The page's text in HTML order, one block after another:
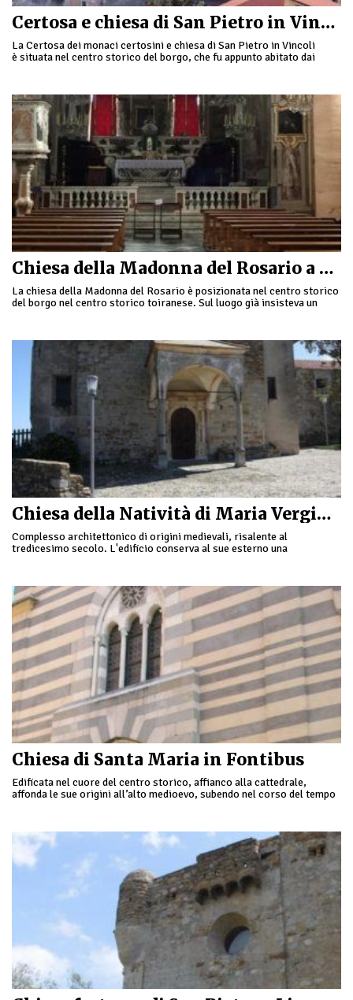
Certosa e chiesa di San Pietro in Vincoli a Toirano
La Certosa dei monaci certosini e chiesa di San Pietro in Vincoli
è situata nel centro storico del borgo, che fu appunto abitato dai
Chiesa della Madonna del Rosario a Toirano
La chiesa della Madonna del Rosario è posizionata nel centro storico
del borgo nel centro storico toiranese. Sul luogo già insisteva un
Chiesa della Natività di Maria Vergine a Lingueglietta
Complesso architettonico di origini medievali, risalente al
tredicesimo secolo. L'edificio conserva al sue esterno una
Chiesa di Santa Maria in Fontibus
Edificata nel cuore del centro storico, affianco alla cattedrale,
affonda le sue origini all’alto medioevo, subendo nel corso del tempo